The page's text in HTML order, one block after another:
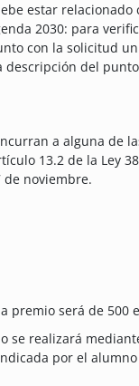
estar relacionado
2030: para
con la solicitud
descripción del
a alguna de
13.2 de la Ley
de noviembre.
premio será de 500
se realizará
por el